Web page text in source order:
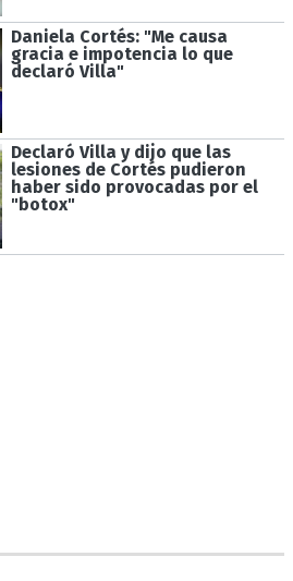
Daniela Cortés: "Me causa
gracia e impotencia lo que
declaró Villa"
Declaró Villa y dijo que las
lesiones de Cortés pudieron
haber sido provocadas por el
"botox"